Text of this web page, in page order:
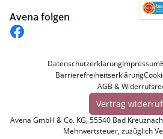
Avena folgen
DatenschutzerklärungImpressum
Barrierefreiheitserklärung
AGB &
Vertrag
Avena GmbH & Co. KG, 55540 Bad
Mehrwertsteuer, zuzüglich